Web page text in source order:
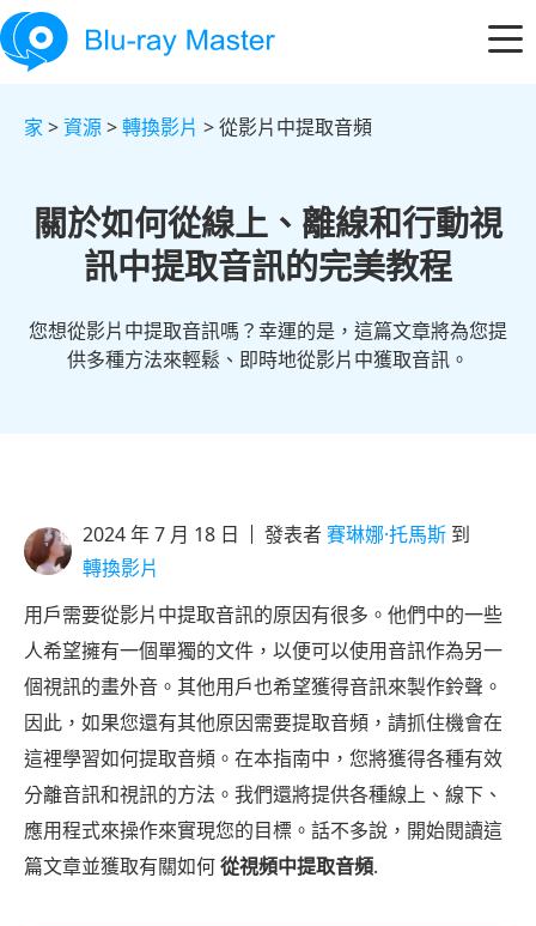
家 >資源>轉換影片 > 從影片中提取音頻
關於如何從線上、離線和行動視
訊中提取音訊的完美教程
您想從影片中提取音訊嗎？幸運的是，這篇文章將為您提
供多種方法來輕鬆、即時地從影片中獲取音訊。
2024 年 7 月 18 日 發表者賽琳娜·托馬斯 到
轉換影片
用戶需要從影片中提取音訊的原因有很多。他們中的一些
人希望擁有一個單獨的文件，以便可以使用音訊作為另一
個視訊的畫外音。其他用戶也希望獲得音訊來製作鈴聲。
因此，如果您還有其他原因需要提取音頻，請抓住機會在
這裡學習如何提取音頻。在本指南中，您將獲得各種有效
分離音訊和視訊的方法。我們還將提供各種線上、線下、
應用程式來操作來實現您的目標。話不多說，開始閱讀這
篇文章並獲取有關如何從視頻中提取音頻.